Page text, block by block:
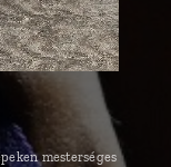
mesterséges